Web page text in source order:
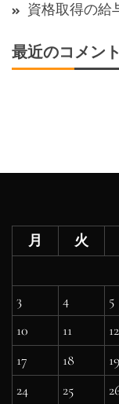
資格取得の給
最近のコメント
月
火
3
4 5
10
11 12
17
18 19
24
25